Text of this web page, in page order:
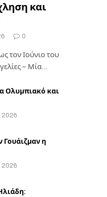
και
0
τον Ιούνιο του
– Μία…
Ολυμπιακό και
2026
Γουάιζμαν η
2026